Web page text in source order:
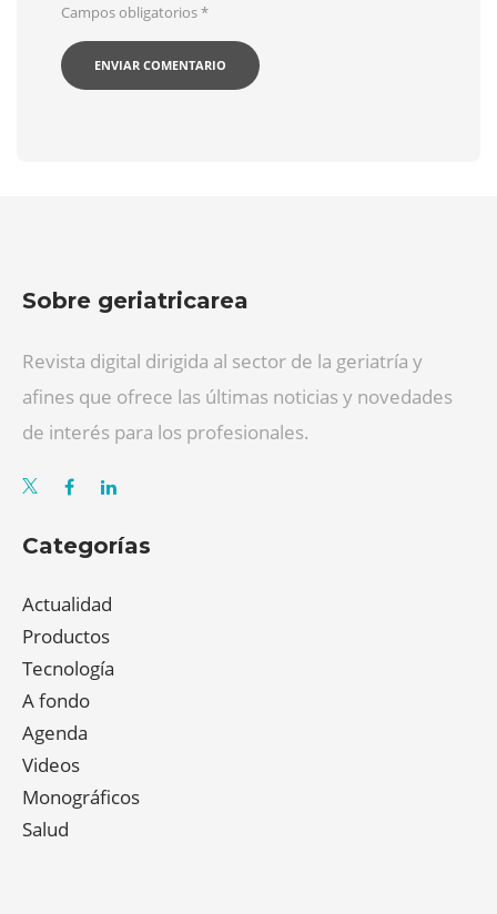
Campos obligatorios*
Sobre geriatricarea
Revista digital dirigida al sector de la geriatría y
afines que ofrece las últimas noticias y novedades
de interés para los profesionales.
Categorías
Actualidad
Productos
Tecnología
A fondo
Agenda
Videos
Monográficos
Salud